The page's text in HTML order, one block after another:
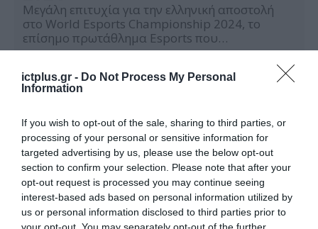
ictplus.gr - Do Not Process My Personal
Information
If you wish to opt-out of the sale, sharing to third parties, or
processing of your personal or sensitive information for
targeted advertising by us, please use the below opt-out
section to confirm your selection. Please note that after your
opt-out request is processed you may continue seeing
interest-based ads based on personal information utilized by
us or personal information disclosed to third parties prior to
Μεγάλη επιτυχία για την ελληνική αποστολή
στο World Esports Championship 2024, το
επίσημο πρωτάθλημα Esports που
διοργανώνεται από τη Διεθνή Ομοσπονδία
Esports (IESF), καθώς κατέκτησε την πρώτη θέση
στο παιχνίδι Dota 2, χαρίζοντας στην Ελλάδα
τον τίτλο του παγκόσμιου πρωταθλητή! Η
μας με απόλυτη επιτυχία, δημιουργήθηκε και
υποστηρίχθηκε σε […]